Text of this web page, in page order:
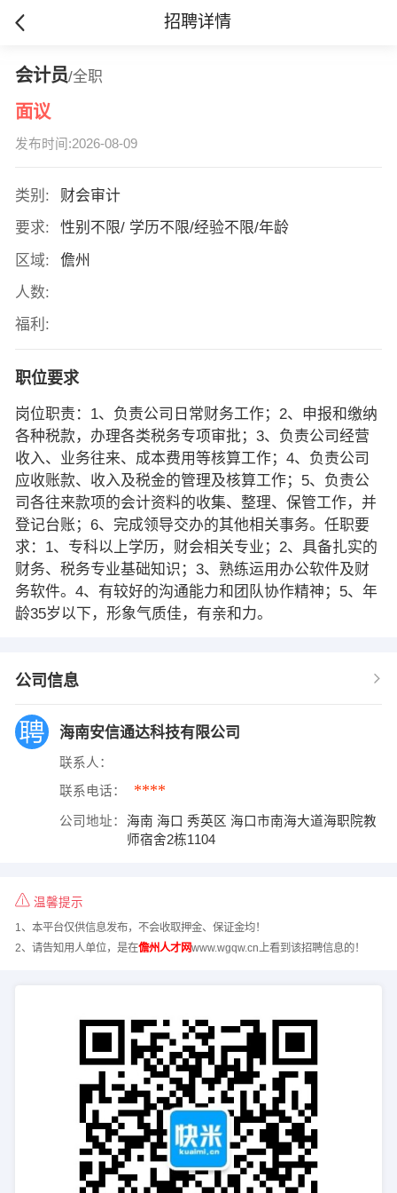
招聘详情
会计员/全职
面议
发布时间:2026-08-09
类别:
财会审计
要求:
性别不限/ 学历不限/经验不限/年龄
区域:
儋州
人数:
福利:
职位要求
岗位职责：1、负责公司日常财务工作；2、申报和缴纳
各种税款，办理各类税务专项审批；3、负责公司经营
收入、业务往来、成本费用等核算工作；4、负责公司
应收账款、收入及税金的管理及核算工作；5、负责公
司各往来款项的会计资料的收集、整理、保管工作，并
登记台账；6、完成领导交办的其他相关事务。任职要
求：1、专科以上学历，财会相关专业；2、具备扎实的
财务、税务专业基础知识；3、熟练运用办公软件及财
务软件。4、有较好的沟通能力和团队协作精神；5、年
龄35岁以下，形象气质佳，有亲和力。
公司信息
海南安信通达科技有限公司
联系人：
联系电话： ****
公司地址：
海南 海口 秀英区 海口市南海大道海职院教
师宿舍2栋1104
温馨提示
1、本平台仅供信息发布，不会收取押金、保证金均！
2、请告知用人单位，是在儋州人才网www.wgqw.cn上看到该招聘信息的！